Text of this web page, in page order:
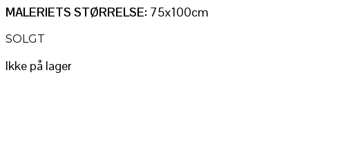
MALERIETS STØRRELSE: 75x100cm
SOLGT
Ikke på lager